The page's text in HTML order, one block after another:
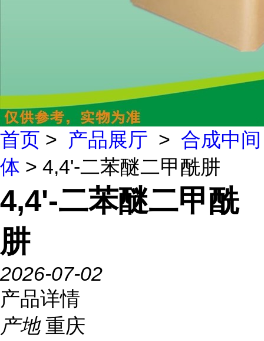
首页 > 产品展厅 > 合成中间
体 > 4,4'-二苯醚二甲酰肼
4,4'-二苯醚二甲酰
肼
2026-07-02
产品详情
产地 重庆